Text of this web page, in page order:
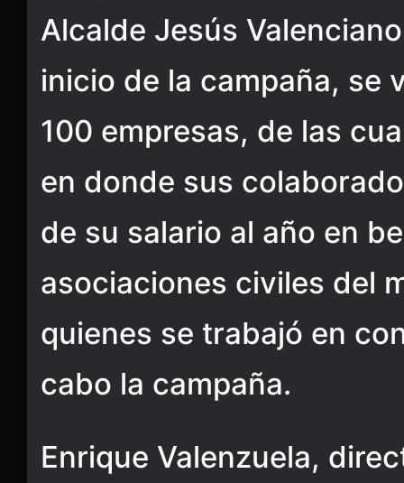
Alcalde Jesús
inicio de la campaña, se
100 empresas, de las
en donde sus
de su salario al año en
asociaciones civiles del
quienes se trabajó en
cabo la campaña.
Enrique Valenzuela,